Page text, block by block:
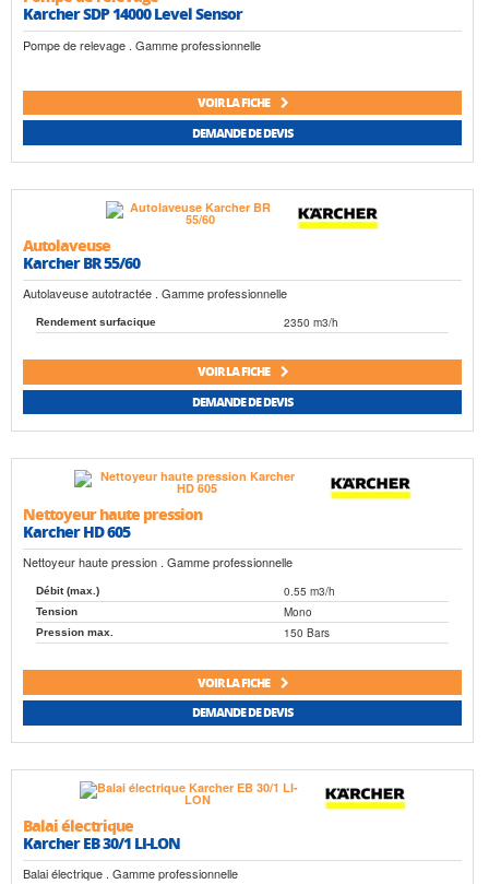
Karcher SDP 14000 Level Sensor
Pompe de relevage . Gamme professionnelle
VOIR LA FICHE
DEMANDE DE DEVIS
Autolaveuse
Karcher BR 55/60
Autolaveuse autotractée . Gamme professionnelle
Rendement surfacique 2350 m3/h
VOIR LA FICHE
DEMANDE DE DEVIS
Nettoyeur haute pression
Karcher HD 605
Nettoyeur haute pression . Gamme professionnelle
Débit (max.) 0.55 m3/h
Tension Mono
Pression max. 150 Bars
VOIR LA FICHE
DEMANDE DE DEVIS
Balai électrique
Karcher EB 30/1 LI-LON
Balai électrique . Gamme professionnelle